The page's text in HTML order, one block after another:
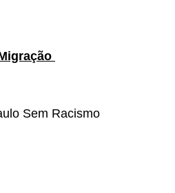
Sem Racismo